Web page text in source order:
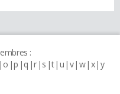
:
o p q r s t u v w x y